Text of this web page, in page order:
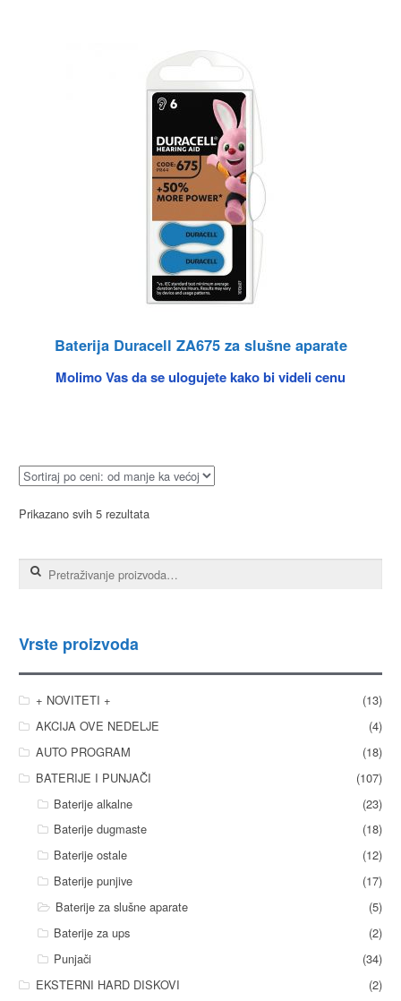
Baterija Duracell ZA675 za slušne aparate
Molimo Vas da se ulogujete kako bi videli cenu
Prikazano svih 5 rezultata
Pretraga za:
Vrste proizvoda
+ NOVITETI +
(13)
AKCIJA OVE NEDELJE
(4)
AUTO PROGRAM
(18)
BATERIJE I PUNJAČI
(107)
Baterije alkalne
(23)
Baterije dugmaste
(18)
Baterije ostale
(12)
Baterije punjive
(17)
Baterije za slušne aparate
(5)
Baterije za ups
(2)
Punjači
(34)
EKSTERNI HARD DISKOVI
(2)